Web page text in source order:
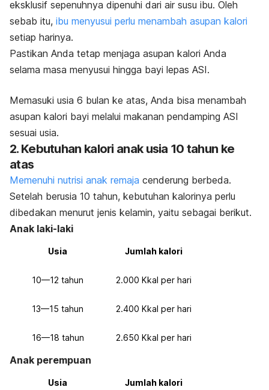
eksklusif sepenuhnya dipenuhi dari air susu ibu. Oleh
sebab itu, ibu menyusui perlu menambah asupan kalori
setiap harinya.
Pastikan Anda tetap menjaga asupan kalori Anda
selama masa menyusui hingga bayi lepas ASI.
Memasuki usia 6 bulan ke atas, Anda bisa menambah
asupan kalori bayi melalui makanan pendamping ASI
sesuai usia.
2. Kebutuhan kalori anak usia 10 tahun ke
atas
Memenuhi nutrisi anak remaja cenderung berbeda.
Setelah berusia 10 tahun, kebutuhan kalorinya perlu
dibedakan menurut jenis kelamin, yaitu sebagai berikut.
Anak laki-laki
Usia Jumlah kalori
10—12 tahun 2.000 Kkal per hari
13—15 tahun 2.400 Kkal per hari
16—18 tahun 2.650 Kkal per hari
Anak perempuan
Usia Jumlah kalori